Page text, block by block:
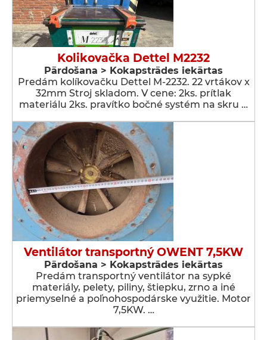
Kolikovačka Dettel M2232
Pārdošana > Kokapstrādes iekārtas
Predám kolíkovačku Dettel M-2232. 22 vrtákov x
32mm Stroj skladom. V cene: 2ks. prítlak
materiálu 2ks. pravítko bočné systém na skru …
Ventilátor transportný OWENT 7,5KW
Pārdošana > Kokapstrādes iekārtas
Predám transportný ventilátor na sypké
materiály, pelety, piliny, štiepku, zrno a iné
priemyselné a poľnohospodárske využitie. Motor
7,5KW. …